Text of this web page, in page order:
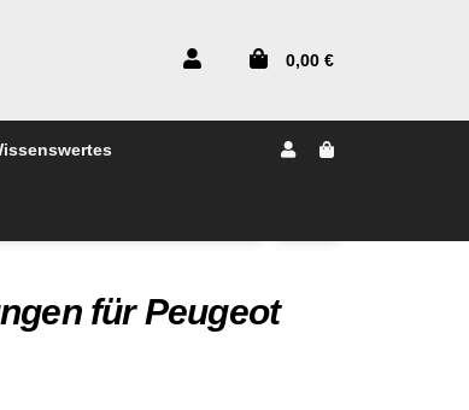
0,00 €
für Peugeot